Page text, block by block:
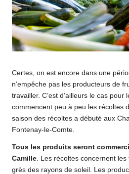
Certes, on est encore dans une
n’empêche pas les producteurs de
travailler. C’est d’ailleurs le cas pour
commencent peu à peu les récoltes
saison des récoltes a débuté aux
Fontenay-le-Comte.
Tous les produits seront
Camille . Les récoltes concernent
grès des rayons de soleil. Les